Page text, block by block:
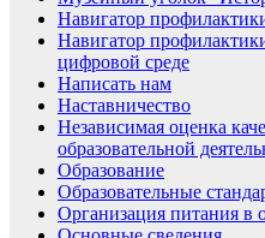
Навигатор
Навигатор
цифровой среде
Написать нам
Наставничество
Независимая оценка
образовательной
Образование
Образовательные
Организация питания в